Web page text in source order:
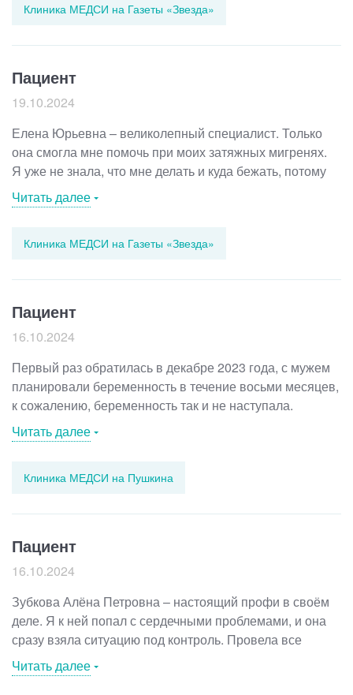
в детский сад, не плачет, не понимает, зачем так рано
Александровна успокоила нас и дала ценные
рекомендации, и все получилось. Также она всю
неделю была на связи и беспокоилась за моего
ребёнка. Спасибо огромное за труд и такое отношение.
Клиника МЕДСИ на Газеты «Звезда»
Пациент
19.10.2024
Елена Юрьевна – великолепный специалист. Только
она смогла мне помочь при моих затяжных мигренях.
Я уже не знала, что мне делать и куда бежать, потому
что из-за своего состояния вынуждена была бросить
институт и едва не лишилась работы. Благодарна
пунктуальность, умение слушать и слышать пациента.
Читать далее
Клиника МЕДСИ на Газеты «Звезда»
Пациент
16.10.2024
Первый раз обратилась в декабре 2023 года, с мужем
планировали беременность в течение восьми месяцев,
к сожалению, беременность так и не наступала.
Посоветовали врача-гинеколога Кузнецову в клинике
МЕДСИ, записалась, на первом приеме врач дала
после приема препаратов (расписала все
документами, все просмотрела и начали лечиться.
Были, конечно, иногда после приема и расстройства,
но сейчас всё позади. Этим летом увидела на тесте
заветные две полоски. Спасибо вам огромное, советую
клинику.
Читать далее
Клиника МЕДСИ на Пушкина
Пациент
16.10.2024
Зубкова Алёна Петровна – настоящий профи в своём
деле. Я к ней попал с сердечными проблемами, и она
сразу взяла ситуацию под контроль. Провела все
тесты, выслушала меня и дала четкие рекомендации.
С ней чувствуешь себя как дома – уютно и спокойно.
Читать далее